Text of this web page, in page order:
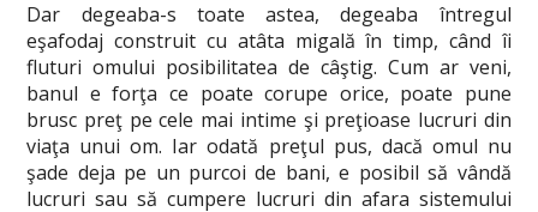
Dar degeaba-s toate astea, degeaba întregul
eşafodaj construit cu atâta migală în timp, când îi
fluturi omului posibilitatea de câştig. Cum ar veni,
banul e forţa ce poate corupe orice, poate pune
brusc preţ pe cele mai intime şi preţioase lucruri din
viaţa unui om. Iar odată preţul pus, dacă omul nu
şade deja pe un purcoi de bani, e posibil să vândă
lucruri sau să cumpere lucruri din afara sistemului